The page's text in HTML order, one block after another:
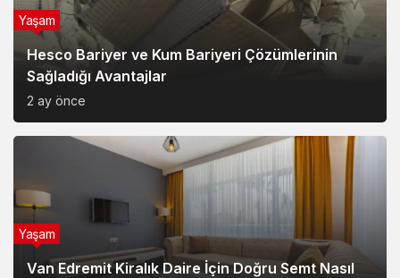
Hesco Bariyer ve Kum Bariyeri Çözümlerinin
Sağladığı Avantajlar
2 ay önce
Yaşam
Van Edremit Kiralık Daire İçin Doğru Semt Nasıl
Yaşam